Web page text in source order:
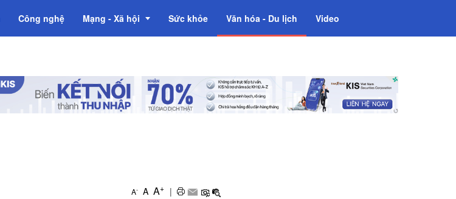
Công nghệ Mạng - Xã hội
OCOP
Sức khỏe Văn hóa - Du lịch Video
A- A A+ |